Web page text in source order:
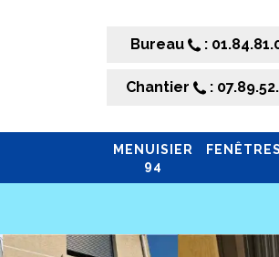
Bureau :
Chantier :
MENUISIER
94
FENÊTRES